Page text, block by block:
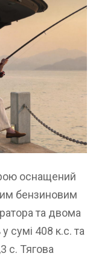
оснащений
бензиновим
та двома
сумі 408 к.с. та
с. Тягова